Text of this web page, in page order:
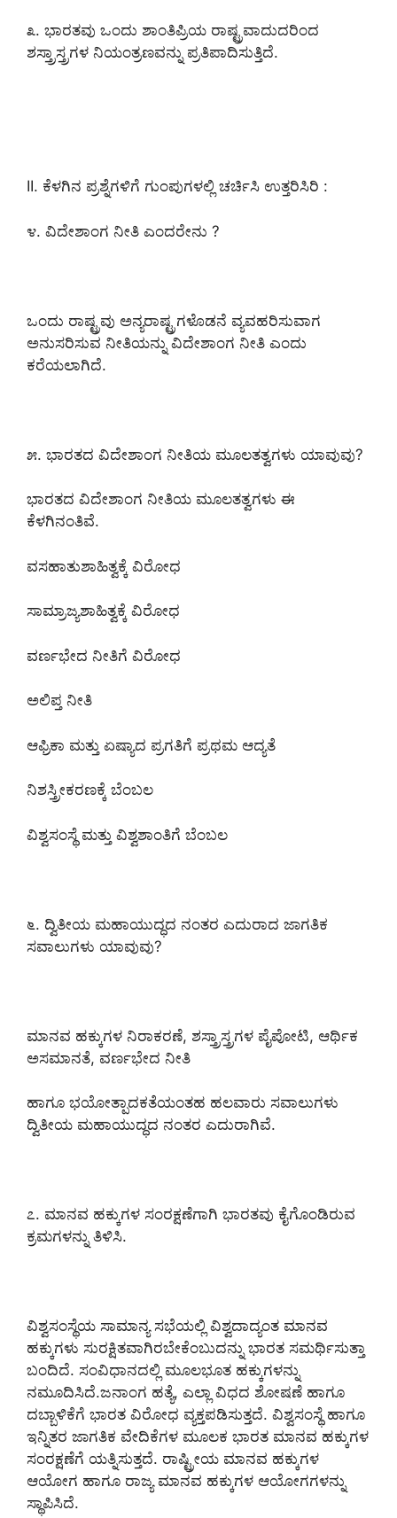
೩. ಭಾರತವು ಒಂದು ಶಾಂತಿಪ್ರಿಯ ರಾಷ್ಟ್ರವಾದುದರಿಂದ
ಶಸ್ತ್ರಾಸ್ತ್ರಗಳ ನಿಯಂತ್ರಣವನ್ನು ಪ್ರತಿಪಾದಿಸುತ್ತಿದೆ.
II. ಕೆಳಗಿನ ಪ್ರಶ್ನೆಗಳಿಗೆ ಗುಂಪುಗಳಲ್ಲಿ ಚರ್ಚಿಸಿ ಉತ್ತರಿಸಿರಿ :
೪. ವಿದೇಶಾಂಗ ನೀತಿ ಎಂದರೇನು ?
ಒಂದು ರಾಷ್ಟ್ರವು ಅನ್ಯರಾಷ್ಟ್ರಗಳೊಡನೆ ವ್ಯವಹರಿಸುವಾಗ
ಅನುಸರಿಸುವ ನೀತಿಯನ್ನು ವಿದೇಶಾಂಗ ನೀತಿ ಎಂದು
ಕರೆಯಲಾಗಿದೆ.
೫. ಭಾರತದ ವಿದೇಶಾಂಗ ನೀತಿಯ ಮೂಲತತ್ವಗಳು ಯಾವುವು?
ಭಾರತದ ವಿದೇಶಾಂಗ ನೀತಿಯ ಮೂಲತತ್ವಗಳು ಈ
ಕೆಳಗಿನಂತಿವೆ.
ವಸಹಾತುಶಾಹಿತ್ವಕ್ಕೆ ವಿರೋಧ
ಸಾಮ್ರಾಜ್ಯಶಾಹಿತ್ವಕ್ಕೆ ವಿರೋಧ
ವರ್ಣಭೇದ ನೀತಿಗೆ ವಿರೋಧ
ಅಲಿಪ್ತ ನೀತಿ
ಆಫ್ರಿಕಾ ಮತ್ತು ಏಷ್ಯಾದ ಪ್ರಗತಿಗೆ ಪ್ರಥಮ ಆದ್ಯತೆ
ನಿಶಸ್ತ್ರೀಕರಣಕ್ಕೆ ಬೆಂಬಲ
ವಿಶ್ವಸಂಸ್ಥೆ ಮತ್ತು ವಿಶ್ವಶಾಂತಿಗೆ ಬೆಂಬಲ
೬. ದ್ವಿತೀಯ ಮಹಾಯುದ್ಧದ ನಂತರ ಎದುರಾದ ಜಾಗತಿಕ
ಸವಾಲುಗಳು ಯಾವುವು?
ಮಾನವ ಹಕ್ಕುಗಳ ನಿರಾಕರಣೆ, ಶಸ್ತ್ರಾಸ್ತ್ರಗಳ ಪೈಪೋಟಿ, ಆರ್ಥಿಕ
ಅಸಮಾನತೆ, ವರ್ಣಭೇದ ನೀತಿ
ಹಾಗೂ ಭಯೋತ್ಪಾದಕತೆಯಂತಹ ಹಲವಾರು ಸವಾಲುಗಳು
ದ್ವಿತೀಯ ಮಹಾಯುದ್ಧದ ನಂತರ ಎದುರಾಗಿವೆ.
೭. ಮಾನವ ಹಕ್ಕುಗಳ ಸಂರಕ್ಷಣೆಗಾಗಿ ಭಾರತವು ಕೈಗೊಂಡಿರುವ
ಕ್ರಮಗಳನ್ನು ತಿಳಿಸಿ.
ವಿಶ್ವಸಂಸ್ಥೆಯ ಸಾಮಾನ್ಯ ಸಭೆಯಲ್ಲಿ ವಿಶ್ವದಾದ್ಯಂತ ಮಾನವ
ಹಕ್ಕುಗಳು ಸುರಕ್ಷಿತವಾಗಿರಬೇಕೆಂಬುದನ್ನು ಭಾರತ ಸಮರ್ಥಿಸುತ್ತಾ
ಬಂದಿದೆ. ಸಂವಿಧಾನದಲ್ಲಿ ಮೂಲಭೂತ ಹಕ್ಕುಗಳನ್ನು
ನಮೂದಿಸಿದೆ.ಜನಾಂಗ ಹತ್ಯೆ, ಎಲ್ಲಾ ವಿಧದ ಶೋಷಣೆ ಹಾಗೂ
ದಬ್ಬಾಳಿಕೆಗೆ ಭಾರತ ವಿರೋಧ ವ್ಯಕ್ತಪಡಿಸುತ್ತದೆ. ವಿಶ್ವಸಂಸ್ಥೆ ಹಾಗೂ
ಇನ್ನಿತರ ಜಾಗತಿಕ ವೇದಿಕೆಗಳ ಮೂಲಕ ಭಾರತ ಮಾನವ ಹಕ್ಕುಗಳ
ಸಂರಕ್ಷಣೆಗೆ ಯತ್ನಿಸುತ್ತದೆ. ರಾಷ್ಟ್ರೀಯ ಮಾನವ ಹಕ್ಕುಗಳ
ಆಯೋಗ ಹಾಗೂ ರಾಜ್ಯ ಮಾನವ ಹಕ್ಕುಗಳ ಆಯೋಗಗಳನ್ನು
ಸ್ಥಾಪಿಸಿದೆ.